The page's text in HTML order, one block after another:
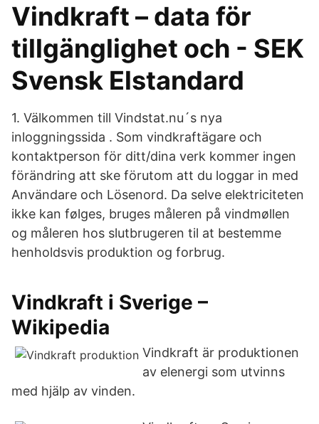
Vindkraft – data för
tillgänglighet och - SEK
Svensk Elstandard
1. Välkommen till Vindstat.nu´s nya
inloggningssida . Som vindkraftägare och
kontaktperson för ditt/dina verk kommer ingen
förändring att ske förutom att du loggar in med
Användare och Lösenord. Da selve elektriciteten
ikke kan følges, bruges måleren på vindmøllen
og måleren hos slutbrugeren til at bestemme
henholdsvis produktion og forbrug.
Vindkraft i Sverige –
Wikipedia
Vindkraft är produktionen
av elenergi som utvinns
med hjälp av vinden.